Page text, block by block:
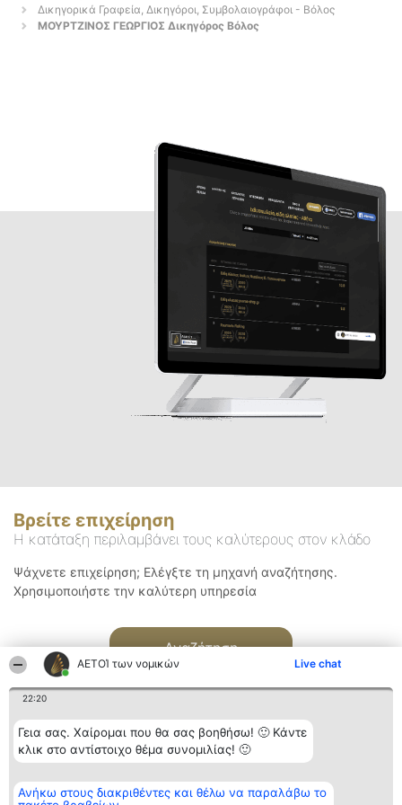
ΑΕΤΟΊ των νομικών Live chat
22:20
Γεια σας. Χαίρομαι που θα σας βοηθήσω! 🙂 Κάντε
κλικ στο αντίστοιχο θέμα συνομιλίας! 🙂
Ανήκω στους διακριθέντες και θέλω να παραλάβω το
Δικηγορικά Γραφεία, Δικηγόροι, Συμβολαιογράφοι - Βόλος
ΜΟΥΡΤΖΙΝΟΣ ΓΕΩΡΓΙΟΣ Δικηγόρος Βόλος
Βρείτε επιχείρηση
Η κατάταξη περιλαμβάνει τους καλύτερους στον κλάδο
Ψάχνετε επιχείρηση; Ελέγξτε τη μηχανή αναζήτησης.
Χρησιμοποιήστε την καλύτερη υπηρεσία
Αναζήτηση
Διοργανωτής της
κατάταξης
Κατάταξη
Διακριθέντες
Επικοινωνία
Επικοινωνία